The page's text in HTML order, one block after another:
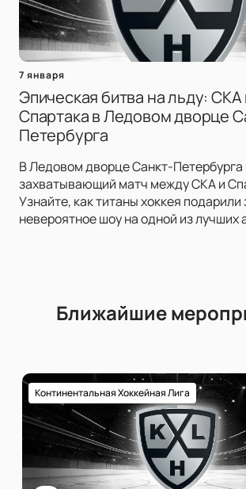
7 января
Эпическая битва на льду: СКА
Спартака в Ледовом дворце
Петербурга
В Ледовом дворце Санкт-
захватывающий матч между СКА и
Узнайте, как титаны хоккея подарили
невероятное шоу на одной из лучших
Ближайшие
Континентальная Хоккейная Лига